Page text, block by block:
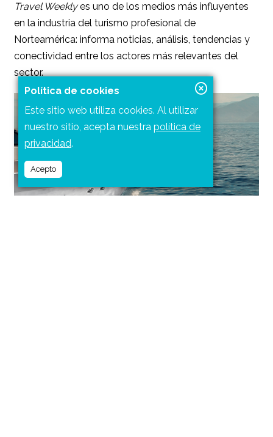
Travel Weeklyes uno de los medios más influyentes
en la industria del turismo profesional de
Norteamérica: informa noticias, análisis, tendencias y
conectividad entre los actores más relevantes del
sector.
Política de cookies
Este sitio web utiliza cookies. Al utilizar
nuestro sitio, acepta nuestra política de
privacidad.
Acepto